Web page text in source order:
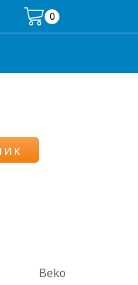
0
Beko